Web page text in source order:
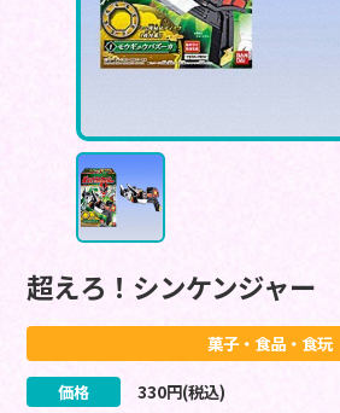
超えろ！シンケンジャー
菓子・食品・食玩
価格 330円(税込)